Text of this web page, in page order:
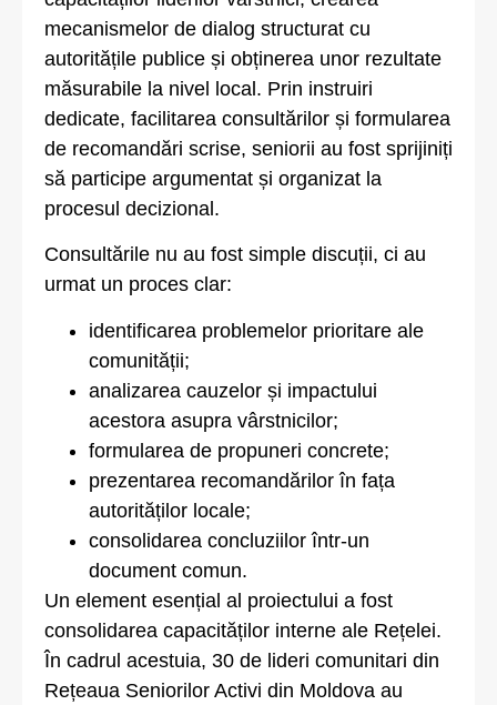
mecanismelor de dialog structurat cu
autoritățile publice și obținerea unor rezultate
măsurabile la nivel local. Prin instruiri
dedicate, facilitarea consultărilor și formularea
de recomandări scrise, seniorii au fost sprijiniți
să participe argumentat și organizat la
procesul decizional.
Consultările nu au fost simple discuții, ci au
urmat un proces clar:
identificarea problemelor prioritare ale
comunității;
analizarea cauzelor și impactului
acestora asupra vârstnicilor;
formularea de propuneri concrete;
prezentarea recomandărilor în fața
autorităților locale;
consolidarea concluziilor într-un
document comun.
Un element esențial al proiectului a fost
consolidarea capacităților interne ale Rețelei.
În cadrul acestuia, 30 de lideri comunitari din
Rețeaua Seniorilor Activi din Moldova au